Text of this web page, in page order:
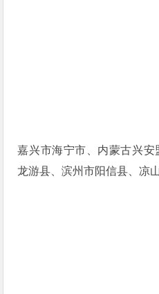
嘉兴市海宁市、内蒙古兴
龙游县、滨州市阳信县、凉